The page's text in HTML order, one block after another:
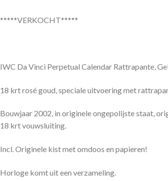
*****VERKOCHT*****
IWC Da Vinci Perpetual Calendar Rattrapante,
18 krt rosé goud, speciale uitvoering met
Bouwjaar 2002, in originele ongepolijste staat,
18 krt vouwsluiting.
Incl. Originele kist met omdoos en papieren!
Horloge komt uit een verzameling.